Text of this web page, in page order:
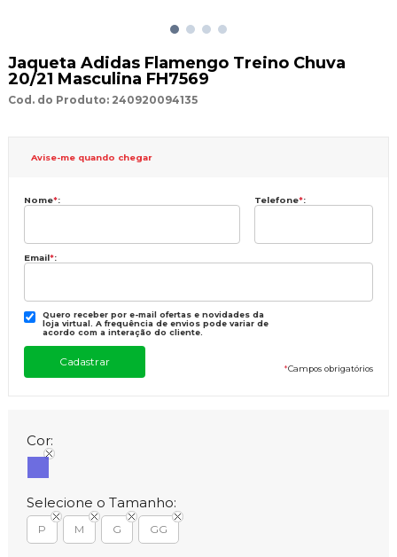
Jaqueta Adidas Flamengo Treino Chuva
20/21 Masculina FH7569
Cod. do Produto: 240920094135
Avise-me quando chegar
Nome*: Telefone*:
Email*:
Quero receber por e-mail ofertas e novidades da
loja virtual. A frequência de envios pode variar de
acordo com a interação do cliente.
*Campos obrigatórios
Cor:
Selecione o Tamanho:
P M G GG